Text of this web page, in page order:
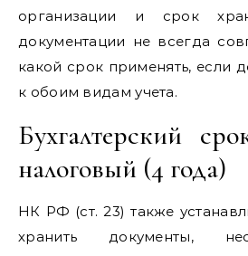
организации и срок
документации не всегда
какой срок применять, если
к обоим видам учета.
Бухгалтерский
налоговый (4 года)
НК РФ (ст. 23) также
хранить документы,